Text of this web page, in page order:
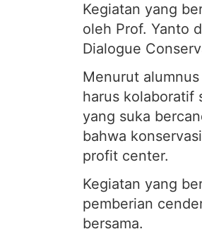
Kegiatan yang
oleh Prof. Yanto
Dialogue
Menurut
harus kolaboratif
yang suka
bahwa
profit center.
Kegiatan yang
pemberian
bersama.